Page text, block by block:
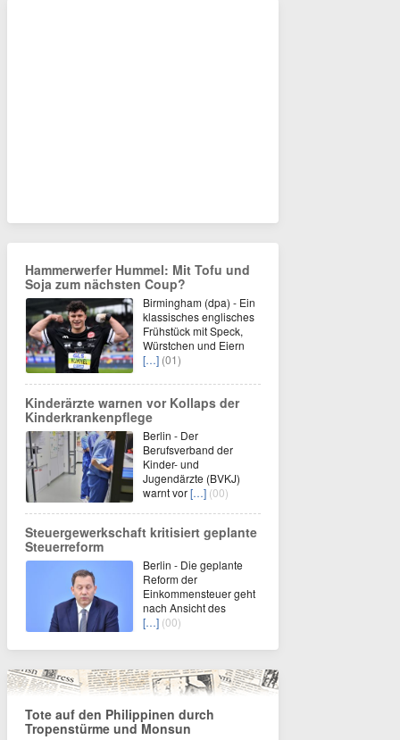
Hammerwerfer Hummel: Mit Tofu und
Soja zum nächsten Coup?
Birmingham (dpa) - Ein
klassisches englisches
Frühstück mit Speck,
Würstchen und Eiern
[…] (01)
Kinderärzte warnen vor Kollaps der
Kinderkrankenpflege
Berlin - Der
Berufsverband der
Kinder- und
Jugendärzte (BVKJ)
warnt vor[…] (00)
Steuergewerkschaft kritisiert geplante
Steuerreform
Berlin - Die geplante
Reform der
Einkommensteuer geht
nach Ansicht des
[…] (00)
Tote auf den Philippinen durch
Tropenstürme und Monsun